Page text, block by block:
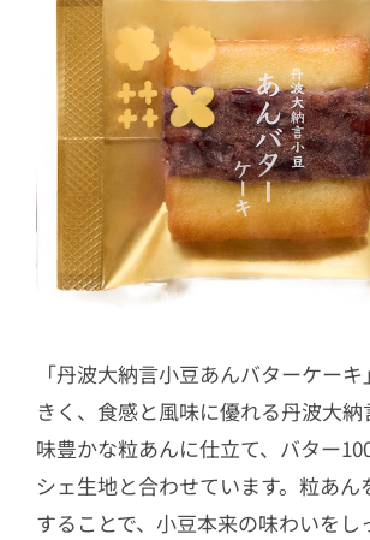
「丹波大納言小豆あんバターケー
きく、食感と風味に優れる丹波大
味豊かな粒あんに仕立て、バター
シェ生地と合わせています。粒あん
することで、小豆本来の味わいをし